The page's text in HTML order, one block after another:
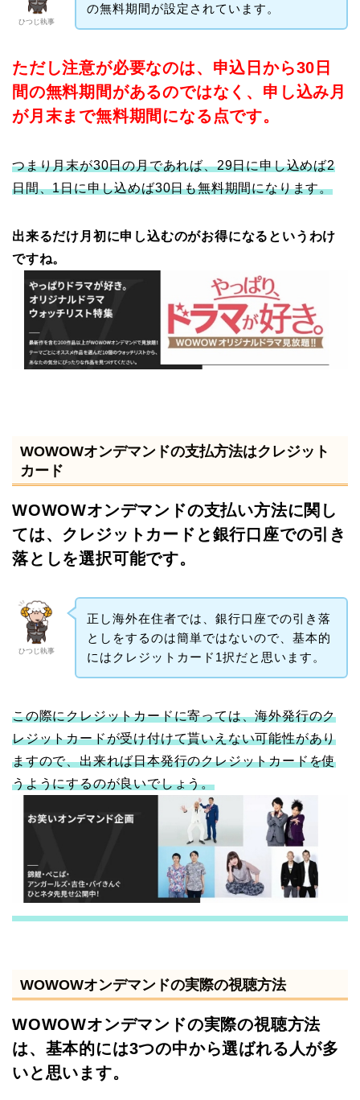
ひつじ執事
の無料期間が設定されています。
ただし注意が必要なのは、申込日から30日
間の無料期間があるのではなく、申し込み月
が月末まで無料期間になる点です。
つまり月末が30日の月であれば、29日に申し込めば2
日間、1日に申し込めば30日も無料期間になります。
出来るだけ月初に申し込むのがお得になるというわけ
ですね。
WOWOWオンデマンドの支払方法はクレジット
カード
WOWOWオンデマンドの支払い方法に関し
ては、クレジットカードと銀行口座での引き
落としを選択可能です。
ひつじ執事
正し海外在住者では、銀行口座での引き落
としをするのは簡単ではないので、基本的
にはクレジットカード1択だと思います。
この際にクレジットカードに寄っては、海外発行のク
レジットカードが受け付けて貰いえない可能性があり
ますので、出来れば日本発行のクレジットカードを使
うようにするのが良いでしょう。
WOWOWオンデマンドの実際の視聴方法
WOWOWオンデマンドの実際の視聴方法
は、基本的には3つの中から選ばれる人が多
いと思います。